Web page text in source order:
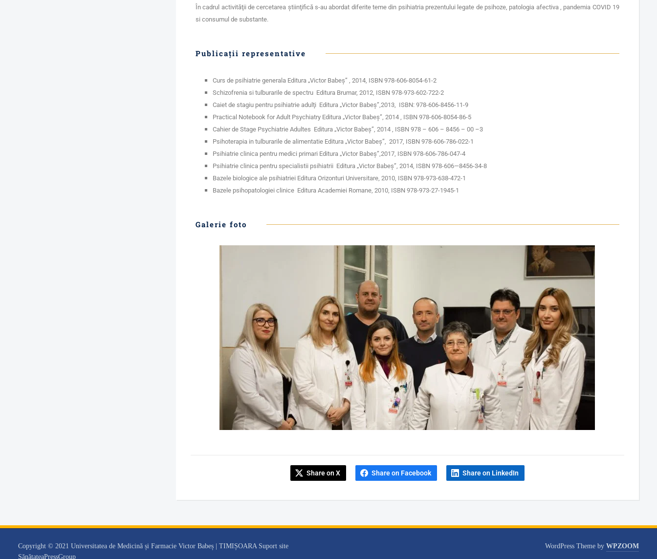
În cadrul activităţii de cercetarea ştiinţifică s-au abordat diferite teme din psihiatria prezentului legate de psihoze, patologia afectiva , pandemia COVID 19
si consumul de substante.
Publicații representative
Curs de psihiatrie generala Editura „Victor Babeş” , 2014, ISBN 978-606-8054-61-2
Schizofrenia si tulburarile de spectru Editura Brumar, 2012, ISBN 978-973-602-722-2
Caiet de stagiu pentru psihiatrie adulţi Editura „Victor Babeş”,2013, ISBN: 978-606-8456-11-9
Practical Notebook for Adult Psychiatry Editura „Victor Babeş”, 2014 , ISBN 978-606-8054-86-5
Cahier de Stage Psychiatrie Adultes Editura „Victor Babeş”, 2014 , ISBN 978 – 606 – 8456 – 00 –3
Psihoterapia in tulburarile de alimentatie Editura „Victor Babeş”, 2017, ISBN 978-606-786-022-1
Psihiatrie clinica pentru medici primari Editura „Victor Babeş”,2017, ISBN 978-606-786-047-4
Psihiatrie clinica pentru specialistii psihiatrii Editura „Victor Babeş”, 2014, ISBN 978-606—8456-34-8
Bazele biologice ale psihiatriei Editura Orizonturi Universitare, 2010, ISBN 978-973-638-472-1
Bazele psihopatologiei clinice Editura Academiei Romane, 2010, ISBN 978-973-27-1945-1
Galerie foto
Share on X Share on Facebook Share on LinkedIn
Copyright © 2021 Universitatea de Medicină și Farmacie Victor Babeș | TIMIȘOARA Suport site
SănătateaPressGroup
WordPress Theme by WPZOOM